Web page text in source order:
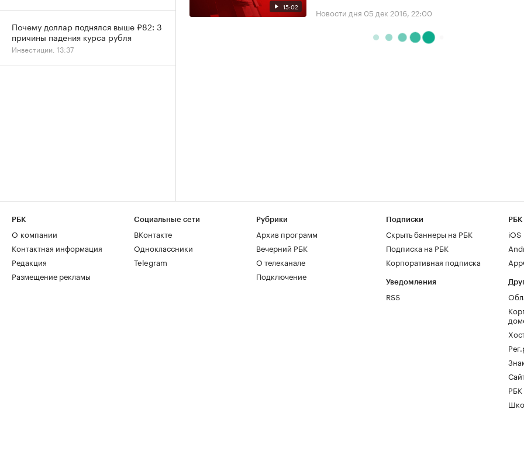
15:02 Новости дня 05 дек 2016, 22:00
Почему доллар поднялся выше ₽82: 3
причины падения курса рубля
Инвестиции, 13:37
РБК
О компании
Контактная информация
Редакция
Размещение рекламы
Социальные сети
ВКонтакте
Одноклассники
Telegram
Рубрики
Архив программ
Вечерний РБК
О телеканале
Подключение
Подписки
Скрыть баннеры на РБК
Подписка на РБК
Корпоративная подписка
Уведомления
RSS
РБК
iOS